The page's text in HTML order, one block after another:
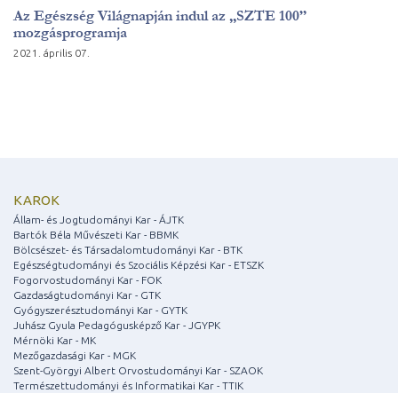
Az Egészség Világnapján indul az „SZTE 100”
mozgásprogramja
2021. április 07.
KAROK
Állam- és Jogtudományi Kar - ÁJTK
Bartók Béla Művészeti Kar - BBMK
Bölcsészet- és Társadalomtudományi Kar - BTK
Egészségtudományi és Szociális Képzési Kar - ETSZK
Fogorvostudományi Kar - FOK
Gazdaságtudományi Kar - GTK
Gyógyszerésztudományi Kar - GYTK
Juhász Gyula Pedagógusképző Kar - JGYPK
Mérnöki Kar - MK
Mezőgazdasági Kar - MGK
Szent-Györgyi Albert Orvostudományi Kar - SZAOK
Természettudományi és Informatikai Kar - TTIK